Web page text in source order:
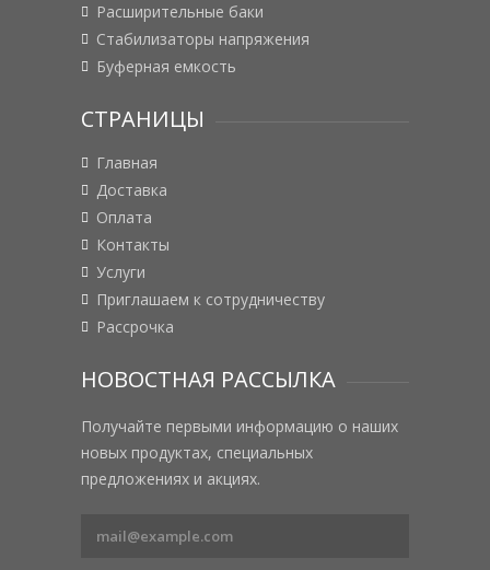
Расширительные баки
Стабилизаторы напряжения
Буферная емкость
СТРАНИЦЫ
Главная
Доставка
Оплата
Контакты
Услуги
Приглашаем к сотрудничеству
Рассрочка
НОВОСТНАЯ РАССЫЛКА
Получайте первыми информацию о наших
новых продуктах, специальных
предложениях и акциях.